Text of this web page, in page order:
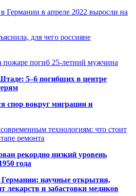
Германии в апреле 2022 выросли на
для чего россияне
пожаре погиб 25-летний мужчина
5–6 погибших в центре
спор вокруг миграции и
технологиям: что стоит
ремонта
рекордно низкий уровень
года
научные открытия,
лекарств и забастовки медиков